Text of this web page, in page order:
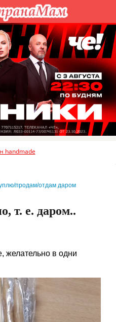
handmade
продам/отдам даром
т. е. даром..
желательно в одни